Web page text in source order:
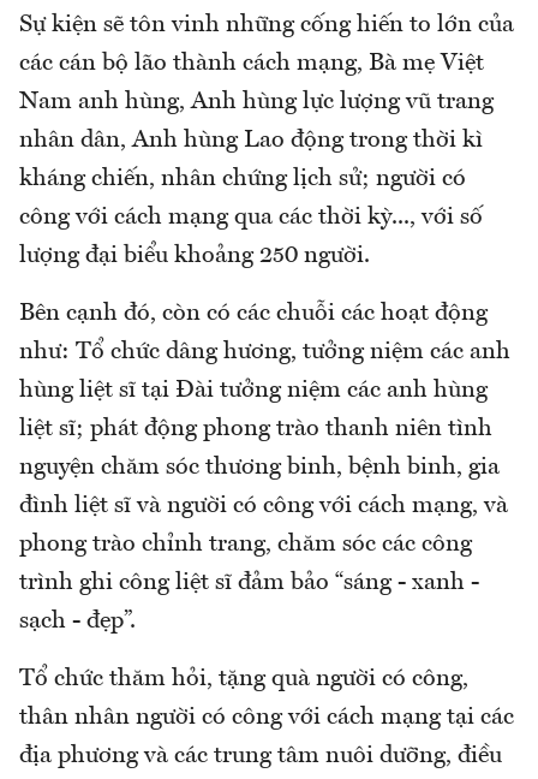
Sự kiện sẽ tôn vinh những cống hiến to lớn của
các cán bộ lão thành cách mạng, Bà mẹ Việt
Nam anh hùng, Anh hùng lực lượng vũ trang
nhân dân, Anh hùng Lao động trong thời kì
kháng chiến, nhân chứng lịch sử; người có
công với cách mạng qua các thời kỳ..., với số
lượng đại biểu khoảng 250 người.
Bên cạnh đó, còn có các chuỗi các hoạt động
như: Tổ chức dâng hương, tưởng niệm các anh
hùng liệt sĩ tại Đài tưởng niệm các anh hùng
liệt sĩ; phát động phong trào thanh niên tình
nguyện chăm sóc thương binh, bệnh binh, gia
đình liệt sĩ và người có công với cách mạng, và
phong trào chỉnh trang, chăm sóc các công
trình ghi công liệt sĩ đảm bảo “sáng - xanh -
sạch - đẹp”.
Tổ chức thăm hỏi, tặng quà người có công,
thân nhân người có công với cách mạng tại các
địa phương và các trung tâm nuôi dưỡng, điều